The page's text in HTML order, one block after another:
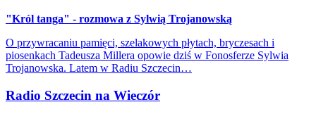
"Król tanga" - rozmowa z Sylwią Trojanowską
O przywracaniu pamięci, szelakowych płytach, bryczesach i
piosenkach Tadeusza Millera opowie dziś w Fonosferze Sylwia
Trojanowska. Latem w Radiu Szczecin…
Radio Szczecin na Wieczór